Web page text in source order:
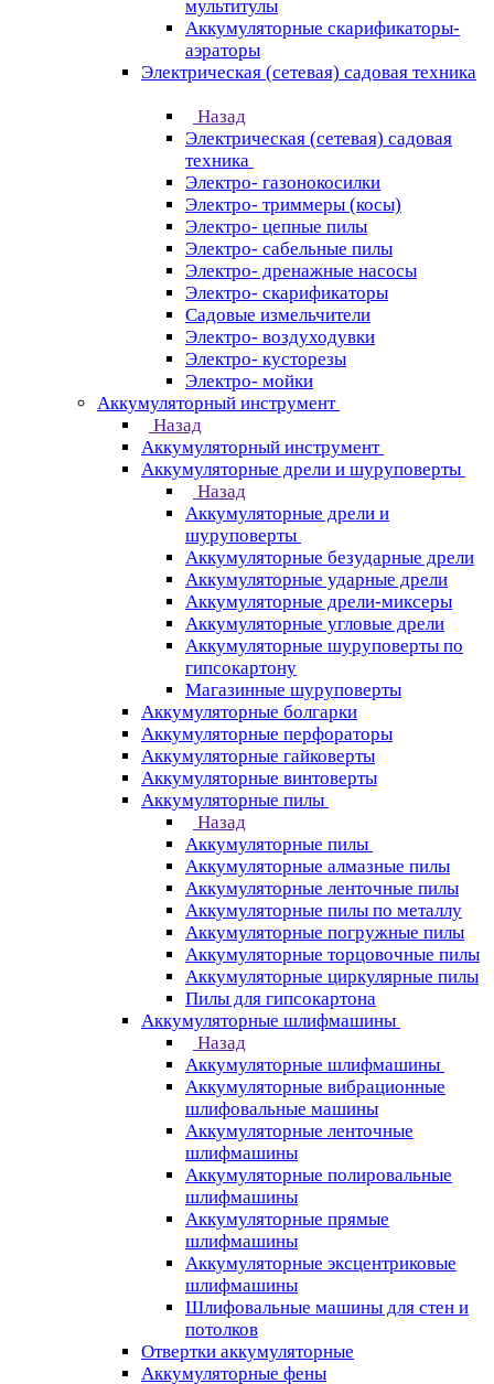
мультитулы
Аккумуляторные скарификаторы-
аэраторы
Электрическая (сетевая) садовая техника
Назад
Электрическая (сетевая) садовая
техника
Электро- газонокосилки
Электро- триммеры (косы)
Электро- цепные пилы
Электро- сабельные пилы
Электро- дренажные насосы
Электро- скарификаторы
Садовые измельчители
Электро- воздуходувки
Электро- кусторезы
Электро- мойки
Аккумуляторный инструмент
Назад
Аккумуляторный инструмент
Аккумуляторные дрели и шуруповерты
Назад
Аккумуляторные дрели и
шуруповерты
Аккумуляторные безударные дрели
Аккумуляторные ударные дрели
Аккумуляторные дрели-миксеры
Аккумуляторные угловые дрели
Аккумуляторные шуруповерты по
гипсокартону
Магазинные шуруповерты
Аккумуляторные болгарки
Аккумуляторные перфораторы
Аккумуляторные гайковерты
Аккумуляторные винтоверты
Аккумуляторные пилы
Назад
Аккумуляторные пилы
Аккумуляторные алмазные пилы
Аккумуляторные ленточные пилы
Аккумуляторные пилы по металлу
Аккумуляторные погружные пилы
Аккумуляторные торцовочные пилы
Аккумуляторные циркулярные пилы
Пилы для гипсокартона
Аккумуляторные шлифмашины
Назад
Аккумуляторные шлифмашины
Аккумуляторные вибрационные
шлифовальные машины
Аккумуляторные ленточные
шлифмашины
Аккумуляторные полировальные
шлифмашины
Аккумуляторные прямые
шлифмашины
Аккумуляторные эксцентриковые
шлифмашины
Шлифовальные машины для стен и
потолков
Отвертки аккумуляторные
Аккумуляторные фены